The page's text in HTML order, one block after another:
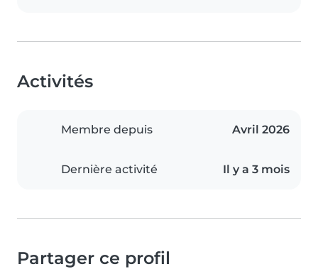
Activités
Membre depuis Avril 2026
Dernière activité Il y a 3 mois
Partager ce profil